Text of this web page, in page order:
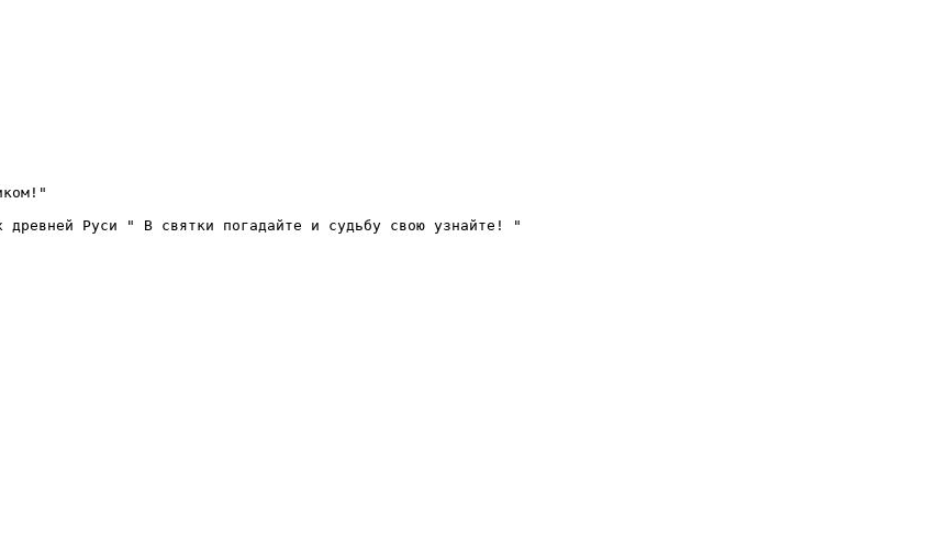
древней Руси " В святки погадайте и судьбу свою узнайте! "